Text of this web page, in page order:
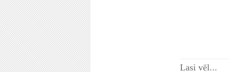
Lasi vēl...